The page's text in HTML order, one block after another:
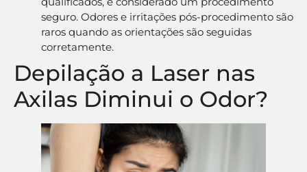
seguro. Odores e irritações pós-procedimento são
raros quando as orientações são seguidas
corretamente.
Depilação a Laser nas
Axilas Diminui o Odor?